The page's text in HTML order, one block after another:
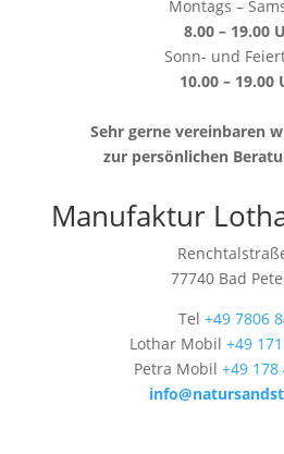
Montags –
8.00 – 19.00
Sonn- und
10.00 – 19.00
Sehr gerne vereinbaren
zur persönlichen
Manufaktur
77740 Bad
Tel +49 7806
Lothar Mobil+49
Petra Mobil+49 178